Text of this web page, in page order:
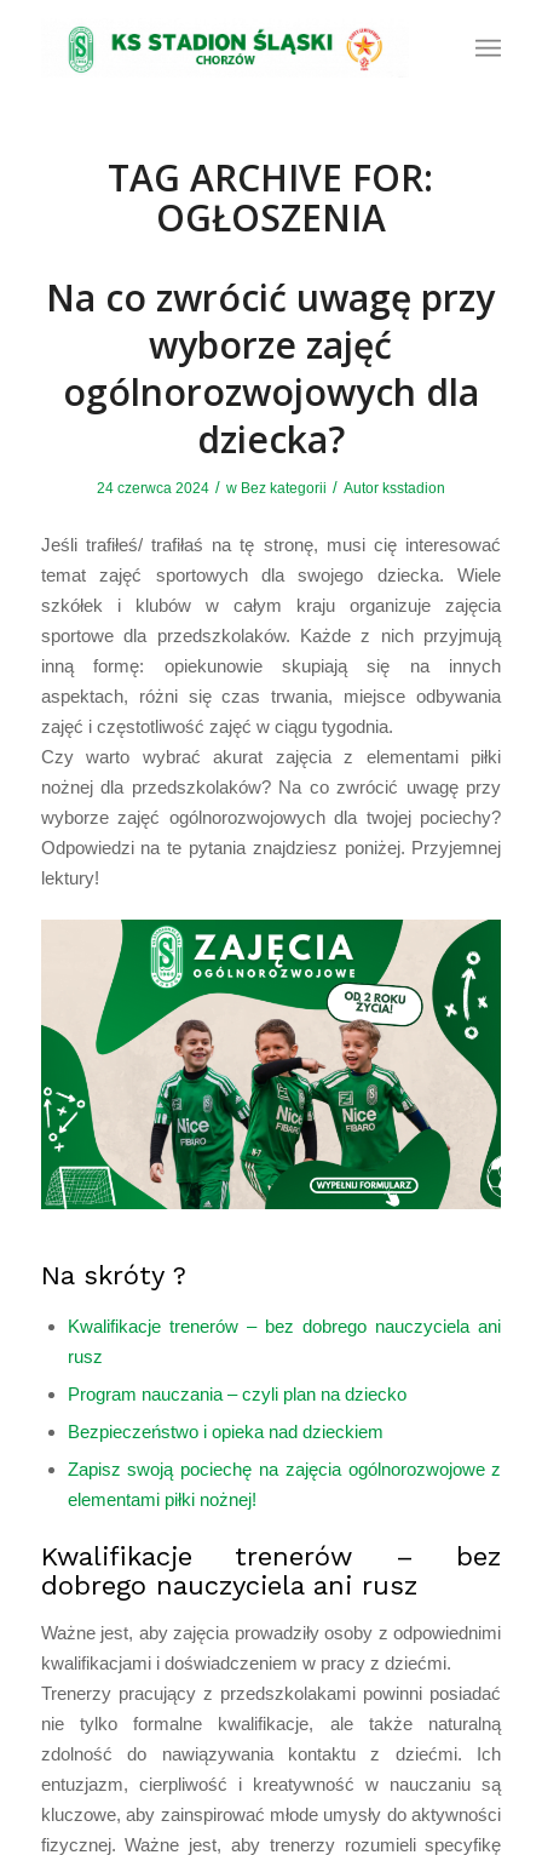
TAG ARCHIVE FOR:
OGŁOSZENIA
Na co zwrócić uwagę przy
wyborze zajęć
ogólnorozwojowych dla
dziecka?
24 czerwca 2024 / w Bez kategorii / Autor ksstadion
Jeśli trafiłeś/ trafiłaś na tę stronę, musi cię interesować
temat zajęć sportowych dla swojego dziecka. Wiele
szkółek i klubów w całym kraju organizuje zajęcia
sportowe dla przedszkolaków. Każde z nich przyjmują
inną formę: opiekunowie skupiają się na innych
aspektach, różni się czas trwania, miejsce odbywania
zajęć i częstotliwość zajęć w ciągu tygodnia.
Czy warto wybrać akurat zajęcia z elementami piłki
nożnej dla przedszkolaków? Na co zwrócić uwagę przy
wyborze zajęć ogólnorozwojowych dla twojej pociechy?
Odpowiedzi na te pytania znajdziesz poniżej. Przyjemnej
lektury!
Na skróty ?
Kwalifikacje trenerów – bez dobrego nauczyciela ani
rusz
Program nauczania – czyli plan na dziecko
Bezpieczeństwo i opieka nad dzieckiem
Zapisz swoją pociechę na zajęcia ogólnorozwojowe z
elementami piłki nożnej!
Kwalifikacje trenerów – bez
dobrego nauczyciela ani rusz
Ważne jest, aby zajęcia prowadziły osoby z odpowiednimi
kwalifikacjami i doświadczeniem w pracy z dziećmi.
Trenerzy pracujący z przedszkolakami powinni posiadać
nie tylko formalne kwalifikacje, ale także naturalną
zdolność do nawiązywania kontaktu z dziećmi. Ich
entuzjazm, cierpliwość i kreatywność w nauczaniu są
kluczowe, aby zainspirować młode umysły do aktywności
fizycznej. Ważne jest, aby trenerzy rozumieli specyfikę